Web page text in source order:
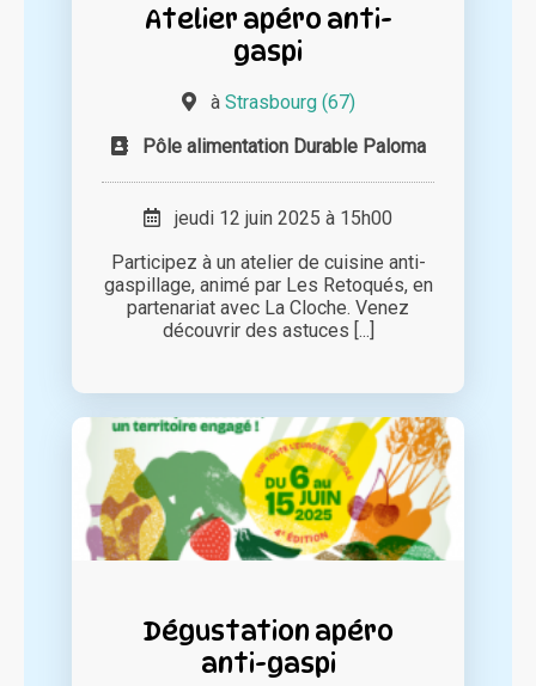
Atelier apéro anti-
gaspi
à Strasbourg (67)
Pôle alimentation Durable Paloma
jeudi 12 juin 2025 à 15h00
Participez à un atelier de cuisine anti-
gaspillage, animé par Les Retoqués, en
partenariat avec La Cloche. Venez
découvrir des astuces [...]
Dégustation apéro
anti-gaspi